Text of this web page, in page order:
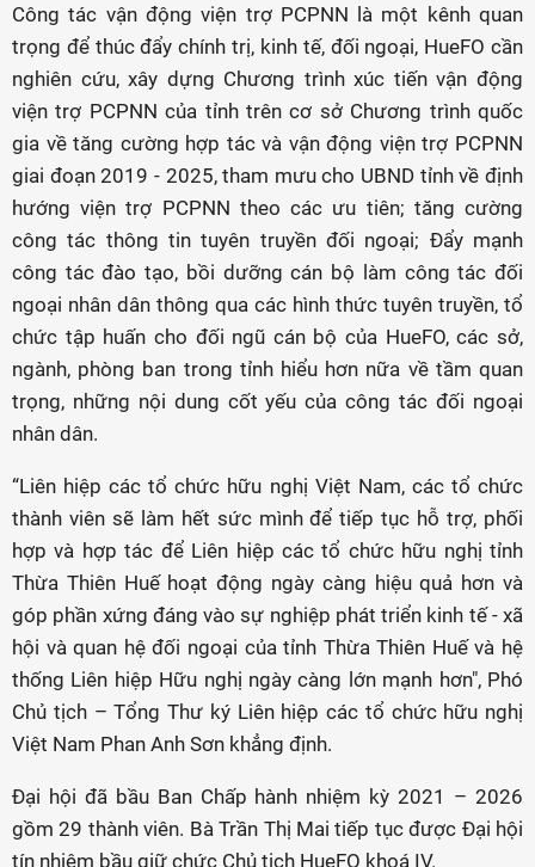
Công tác vận động viện trợ PCPNN là một kênh quan
trọng để thúc đẩy chính trị, kinh tế, đối ngoại, HueFO cần
nghiên cứu, xây dựng Chương trình xúc tiến vận động
viện trợ PCPNN của tỉnh trên cơ sở Chương trình quốc
gia về tăng cường hợp tác và vận động viện trợ PCPNN
giai đoạn 2019 - 2025, tham mưu cho UBND tỉnh về định
hướng viện trợ PCPNN theo các ưu tiên; tăng cường
công tác thông tin tuyên truyền đối ngoại; Đẩy mạnh
công tác đào tạo, bồi dưỡng cán bộ làm công tác đối
ngoại nhân dân thông qua các hình thức tuyên truyền, tổ
chức tập huấn cho đối ngũ cán bộ của HueFO, các sở,
ngành, phòng ban trong tỉnh hiểu hơn nữa về tầm quan
trọng, những nội dung cốt yếu của công tác đối ngoại
nhân dân.
“Liên hiệp các tổ chức hữu nghị Việt Nam, các tổ chức
thành viên sẽ làm hết sức mình để tiếp tục hỗ trợ, phối
hợp và hợp tác để Liên hiệp các tổ chức hữu nghị tỉnh
Thừa Thiên Huế hoạt động ngày càng hiệu quả hơn và
góp phần xứng đáng vào sự nghiệp phát triển kinh tế - xã
hội và quan hệ đối ngoại của tỉnh Thừa Thiên Huế và hệ
thống Liên hiệp Hữu nghị ngày càng lớn mạnh hơn", Phó
Chủ tịch – Tổng Thư ký Liên hiệp các tổ chức hữu nghị
Việt Nam Phan Anh Sơn khẳng định.
Đại hội đã bầu Ban Chấp hành nhiệm kỳ 2021 – 2026
gồm 29 thành viên. Bà Trần Thị Mai tiếp tục được Đại hội
tín nhiệm bầu giữ chức Chủ tịch HueFO khoá IV.